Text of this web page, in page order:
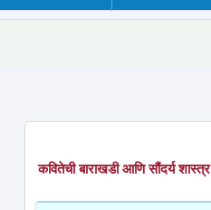
कवितेची बाराखडी आणि सौंदर्य शास्त्र